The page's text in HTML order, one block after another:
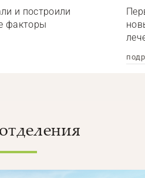
и построили
факторы